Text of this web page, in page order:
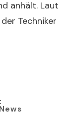
anhält. Laut
Techniker
News